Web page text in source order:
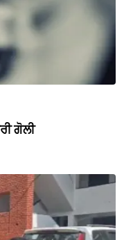
ਗੋਲੀ